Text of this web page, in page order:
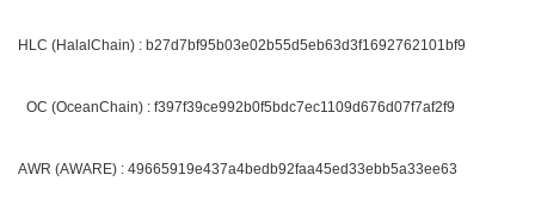
HLC (HalalChain) : b27d7bf95b03e02b55d5eb63d3f1692762101bf9
OC (OceanChain) : f397f39ce992b0f5bdc7ec1109d676d07f7af2f9
AWR (AWARE) : 49665919e437a4bedb92faa45ed33ebb5a33ee63